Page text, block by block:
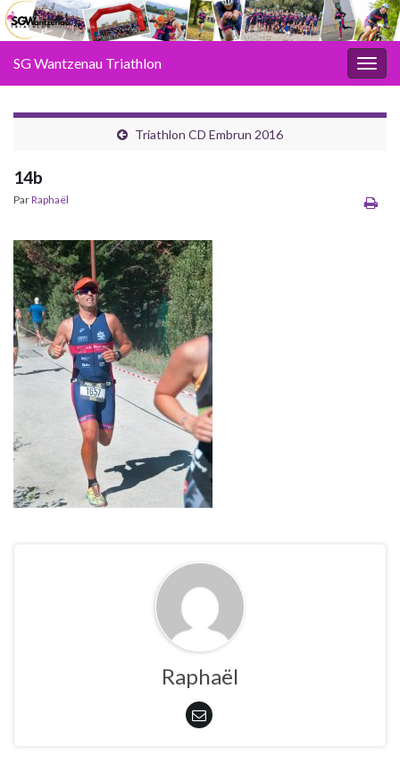
SG Wantzenau Triathlon
Triathlon CD Embrun 2016
14b
ParRaphaël
Raphaël